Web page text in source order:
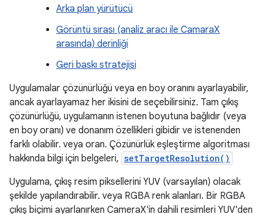
Arka plan yürütücü
Görüntü sırası (analiz aracı ile CamaraX
arasında) derinliği
Geri baskı stratejisi
Uygulamalar çözünürlüğü veya en boy oranını ayarlayabilir,
ancak ayarlayamaz her ikisini de seçebilirsiniz. Tam çıkış
çözünürlüğü, uygulamanın istenen boyutuna bağlıdır (veya
en boy oranı) ve donanım özellikleri gibidir ve istenenden
farklı olabilir. veya oran. Çözünürlük eşleştirme algoritması
hakkında bilgi için belgeleri, setTargetResolution()
Uygulama, çıkış resim piksellerini YUV (varsayılan) olacak
şekilde yapılandırabilir. veya RGBA renk alanları. Bir RGBA
çıkış biçimi ayarlanırken CameraX'in dahili resimleri YUV'den